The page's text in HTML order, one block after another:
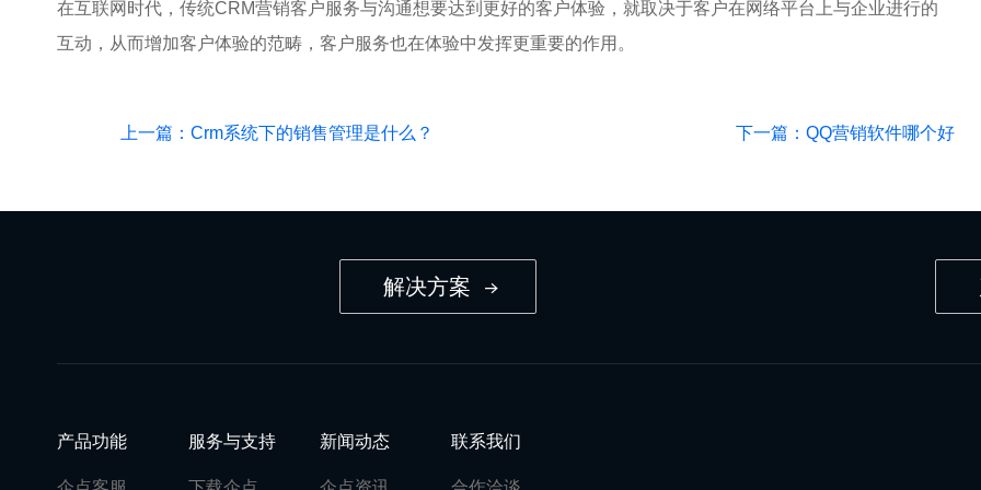
在互联网时代，传统CRM营销客户服务与沟通想要达到更好的客户体验，就取决于客户在网络平台上与企业进行的
互动，从而增加客户体验的范畴，客户服务也在体验中发挥更重要的作用。
上一篇：Crm系统下的销售管理是什么？ 下一篇：QQ营销软件哪个好
解决方案
产品功能 服务与支持 新闻动态 联系我们